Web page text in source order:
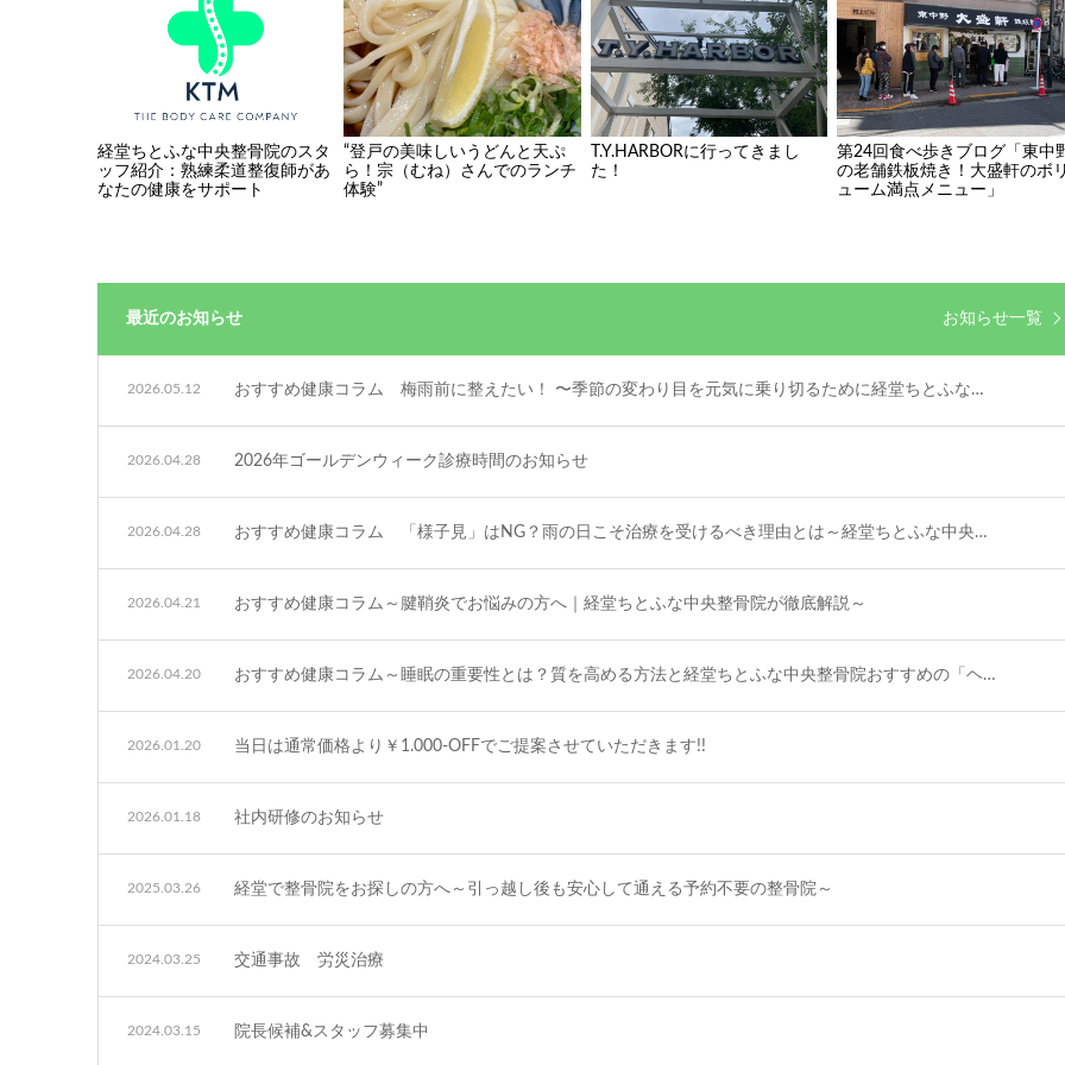
経堂ちとふな中央整骨院のスタ
ッフ紹介：熟練柔道整復師があ
なたの健康をサポート
“登戸の美味しいうどんと天ぷ
ら！宗（むね）さんでのランチ
体験”
T.Y.HARBORに行ってきまし
た！
第24回食べ歩きブログ「東中
の老舗鉄板焼き！大盛軒のボ
ューム満点メニュー」
最近のお知らせ お知らせ一覧
おすすめ健康コラム 梅雨前に整えたい！ 〜季節の変わり目を元気に乗り切るために経堂ちとふな…
2026.05.12
2026年ゴールデンウィーク診療時間のお知らせ
2026.04.28
おすすめ健康コラム 「様子見」はNG？雨の日こそ治療を受けるべき理由とは～経堂ちとふな中央…
2026.04.28
おすすめ健康コラム～腱鞘炎でお悩みの方へ｜経堂ちとふな中央整骨院が徹底解説～
2026.04.21
おすすめ健康コラム～睡眠の重要性とは？質を高める方法と経堂ちとふな中央整骨院おすすめの「ヘ…
2026.04.20
当日は通常価格より￥1.000-OFFでご提案させていただきます!!
2026.01.20
社内研修のお知らせ
2026.01.18
経堂で整骨院をお探しの方へ～引っ越し後も安心して通える予約不要の整骨院～
2025.03.26
交通事故 労災治療
2024.03.25
院長候補&スタッフ募集中
2024.03.15